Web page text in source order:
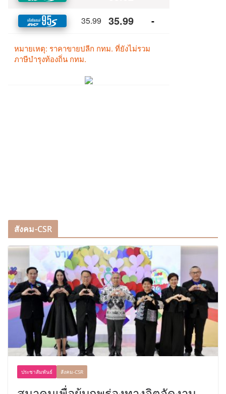
สังคม-CSR
ประชาสัมพันธ์ สังคม-CSR